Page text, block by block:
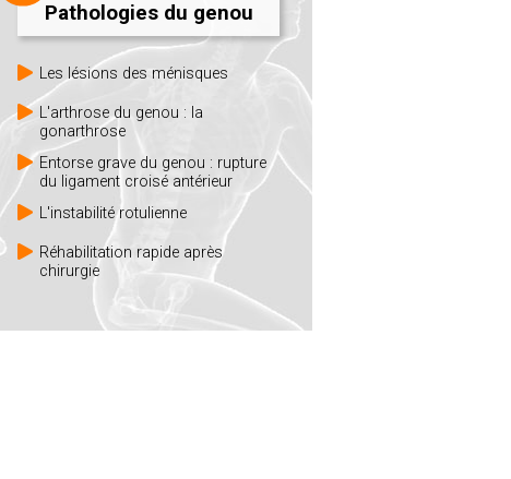
Pathologies du genou
Les lésions des ménisques
L'arthrose du genou : la
gonarthrose
Entorse grave du genou : rupture
du ligament croisé antérieur
L'instabilité rotulienne
Réhabilitation rapide après
chirurgie